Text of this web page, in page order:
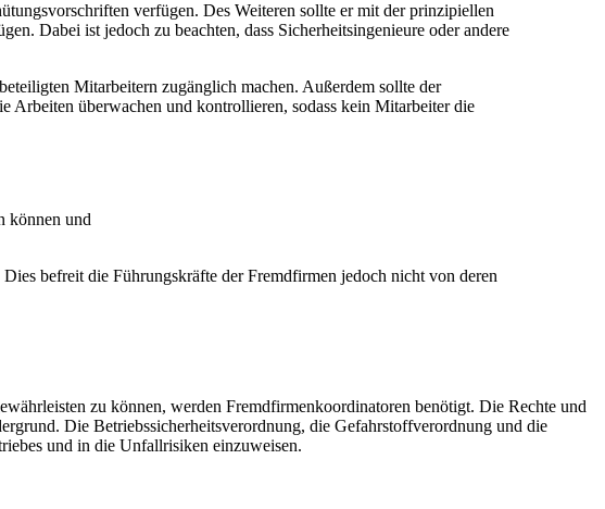
verfügen. Des Weiteren sollte er mit der prinzipiellen
Dabei ist jedoch zu beachten, dass Sicherheitsingenieure oder andere
Mitarbeitern zugänglich machen. Außerdem sollte der
Arbeiten überwachen und kontrollieren, sodass kein Mitarbeiter die
können und
befreit die Führungskräfte der Fremdfirmen jedoch nicht von deren
zu können, werden Fremdfirmenkoordinatoren benötigt. Die Rechte und
Die Betriebssicherheitsverordnung, die Gefahrstoffverordnung und die
und in die Unfallrisiken einzuweisen.